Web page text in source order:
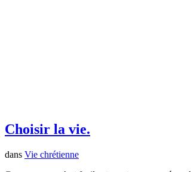
Choisir la vie.
dans Vie chrétienne